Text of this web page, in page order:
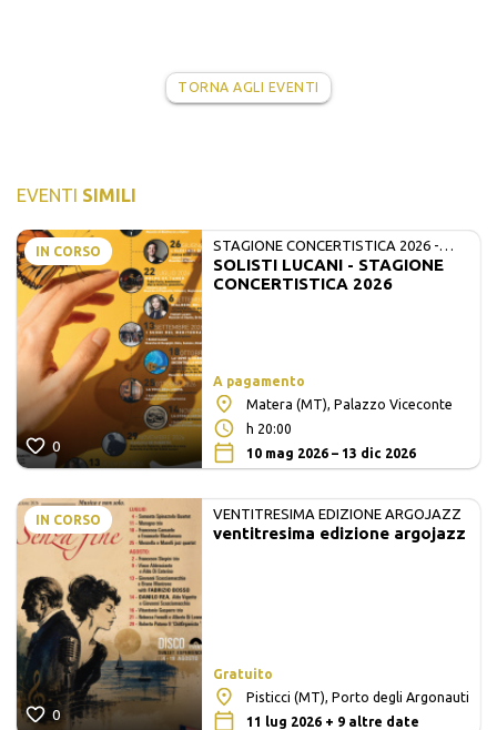
TORNA AGLI EVENTI
EVENTI SIMILI
IN CORSO
0
STAGIONE CONCERTISTICA 2026 -
MATE E SOLISTI LUCANI
SOLISTI LUCANI - STAGIONE
CONCERTISTICA 2026
A pagamento
Matera (MT), Palazzo Viceconte
h 20:00
10 mag 2026 – 13 dic 2026
IN CORSO
0
VENTITRESIMA EDIZIONE ARGOJAZZ
ventitresima edizione argojazz
Gratuito
Pisticci (MT), Porto degli Argonauti
11 lug 2026 + 9 altre date